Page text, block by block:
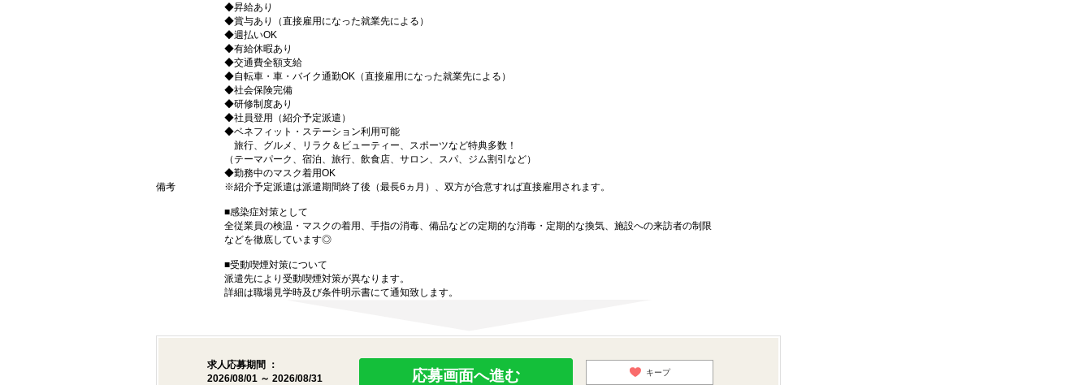
◆昇給あり
◆賞与あり（直接雇用になった就業先による）
◆週払いOK
◆有給休暇あり
◆交通費全額支給
◆自転車・車・バイク通勤OK（直接雇用になった就業先による）
◆社会保険完備
◆研修制度あり
◆社員登用（紹介予定派遣）
◆ベネフィット・ステーション利用可能
旅行、グルメ、リラク＆ビューティー、スポーツなど特典多数！
（テーマパーク、宿泊、旅行、飲食店、サロン、スパ、ジム割引など）
◆勤務中のマスク着用OK
備考
※紹介予定派遣は派遣期間終了後（最長6ヵ月）、双方が合意すれば直接雇用されます。
■感染症対策として
全従業員の検温・マスクの着用、手指の消毒、備品などの定期的な消毒・定期的な換気、施設への来訪者の制限
などを徹底しています◎
■受動喫煙対策について
派遣先により受動喫煙対策が異なります。
詳細は職場見学時及び条件明示書にて通知致します。
求人応募期間 ：
2026/08/01 ～ 2026/08/31
応募画面へ進む キープ